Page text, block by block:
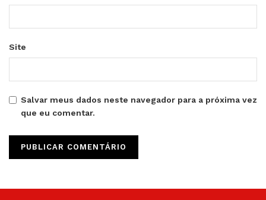
Site
Salvar meus dados neste navegador para a próxima vez
que eu comentar.